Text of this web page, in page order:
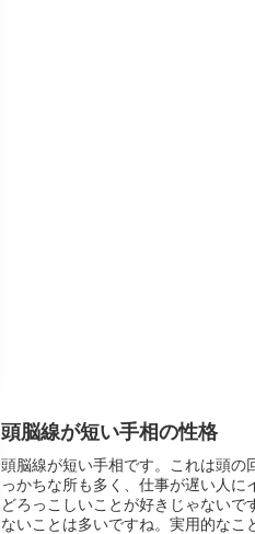
頭脳線が短い手相の性格
頭脳線が短い手相です。これは頭の
っかちな所も多く、仕事が遅い人に
どろっこしいことが好きじゃない
ないことは多いですね。実用的なこ